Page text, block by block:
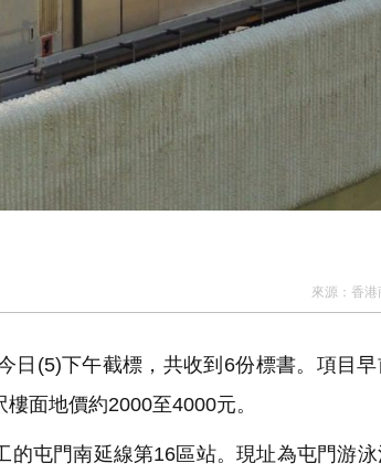
來源： 香港
日(5)下午截標，共收到6份標書。項目早
面地價約2000至4000元。
屯門南延線第16區站。現址為屯門游